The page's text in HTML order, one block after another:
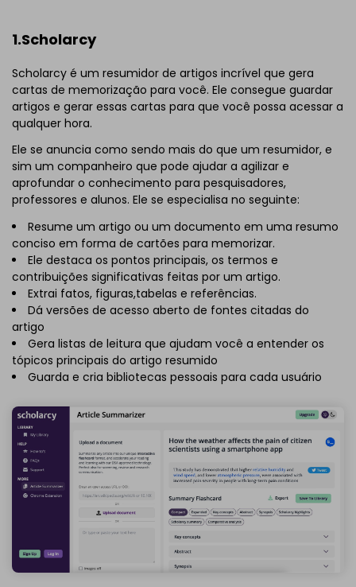
1.Scholarcy
Scholarcy é um resumidor de artigos incrível que gera
cartas de memorização para você. Ele consegue guardar
artigos e gerar essas cartas para que você possa acessar a
qualquer hora.
Ele se anuncia como sendo mais do que um resumidor, e
sim um companheiro que pode ajudar a agilizar e
aprofundar o conhecimento para pesquisadores,
professores e alunos. Ele se especialisa no seguinte:
Resume um artigo ou um documento em uma resumo
conciso em forma de cartões para memorizar.
Ele destaca os pontos principais, os termos e
contribuições significativas feitas por um artigo.
Extrai fatos, figuras,tabelas e referências.
Dá versões de acesso aberto de fontes citadas do
artigo
Gera listas de leitura que ajudam você a entender os
tópicos principais do artigo resumido
Guarda e cria bibliotecas pessoais para cada usuário